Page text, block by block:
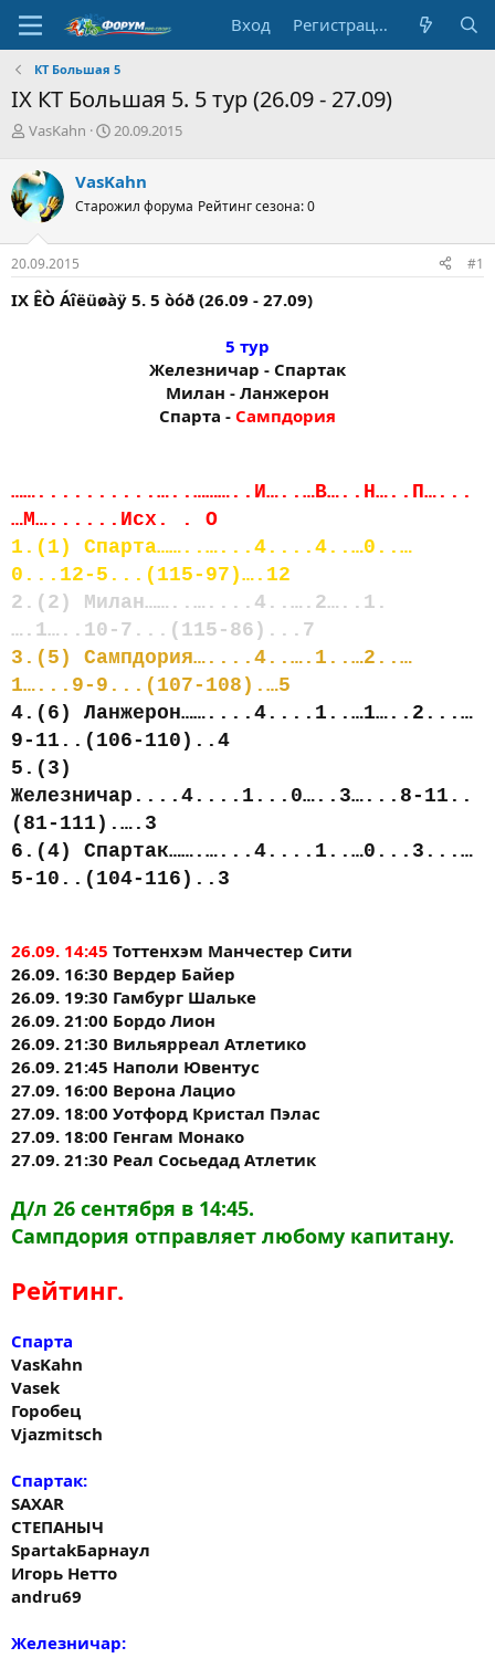
Вход Регистрация
КТ Большая 5
IX КТ Большая 5. 5 тур (26.09 - 27.09)
А
т
о
р
е
м
ы
VasKahn
Д
а
н
ч
а
20.09.2015
VasKahn
Старожил форума Рейтинг сезона: 0
20.09.2015 #1
IX ÊÒ Áîëüøàÿ 5. 5 òóð (26.09 - 27.09)
5 тур
Железничар - Спартак
Милан - Ланжерон
Спарта - Сампдория
……..........…..………..И…..…В…..Н…..П…...
…М…......Исх. . О
1.(1) Спарта……..…...4....4..…0..…
0...12-5...(115-97)….12
2.(2) Милан……..…....4..….2…..1.
….1…..10-7...(115-86)...7
3.(5) Сампдория…....4..….1..…2..…
1…...9-9...(107-108).…5
4.(6) Ланжерон……....4....1..…1…..2...…
9-11..(106-110)..4
5.(3)
Железничар....4....1...0…..3…...8-11..
(81-111).….3
6.(4) Спартак…….…...4....1..…0...3...…
5-10..(104-116)..3
26.09. 14:45 Тоттенхэм Манчестер Сити
26.09. 16:30 Вердер Байер
26.09. 19:30 Гамбург Шальке
26.09. 21:00 Бордо Лион
26.09. 21:30 Вильярреал Атлетико
26.09. 21:45 Наполи Ювентус
27.09. 16:00 Верона Лацио
27.09. 18:00 Уотфорд Кристал Пэлас
27.09. 18:00 Генгам Монако
27.09. 21:30 Реал Сосьедад Атлетик
Д/л 26 сентября в 14:45.
Сампдория отправляет любому капитану.
Рейтинг.
Спарта
VasKahn
Vasek
Горобец
Vjazmitsch
Спартак:
SAXAR
СТЕПАНЫЧ
SpartakБарнаул
Игорь Нетто
andru69
Железничар: